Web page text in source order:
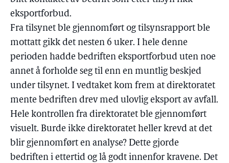
eksportforbud.
Fra tilsynet ble gjennomført og tilsynsrapport ble
mottatt gikk det nesten 6 uker. I hele denne
perioden hadde bedriften eksportforbud uten noe
annet å forholde seg til enn en muntlig beskjed
under tilsynet. I vedtaket kom frem at direktoratet
mente bedriften drev med ulovlig eksport av avfall.
Hele kontrollen fra direktoratet ble gjennomført
visuelt. Burde ikke direktoratet heller krevd at det
blir gjennomført en analyse? Dette gjorde
bedriften i ettertid og lå godt innenfor kravene. Det